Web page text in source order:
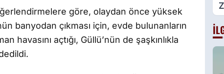
göre, olaydan önce yüksek
banyodan çıkması için, evde bulunanların
havasını açtığı, Güllü’nün de şaşkınlıkla